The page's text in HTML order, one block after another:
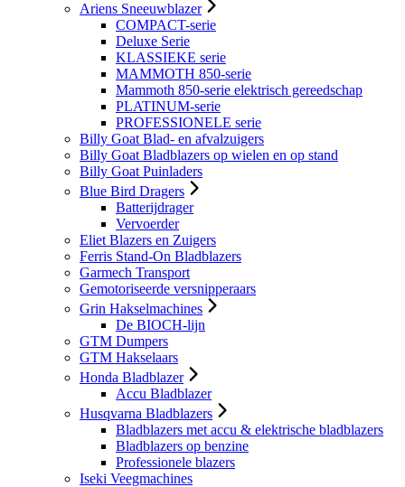
Ariens Sneeuwblazer
COMPACT-serie
Deluxe Serie
KLASSIEKE serie
MAMMOTH 850-serie
Mammoth 850-serie elektrisch gereedschap
PLATINUM-serie
PROFESSIONELE serie
Billy Goat Blad- en afvalzuigers
Billy Goat Bladblazers op wielen en op stand
Billy Goat Puinladers
Blue Bird Dragers
Batterijdrager
Vervoerder
Eliet Blazers en Zuigers
Ferris Stand-On Bladblazers
Garmech Transport
Gemotoriseerde versnipperaars
Grin Hakselmachines
De BIOCH-lijn
GTM Dumpers
GTM Hakselaars
Honda Bladblazer
Accu Bladblazer
Husqvarna Bladblazers
Bladblazers met accu & elektrische bladblazers
Bladblazers op benzine
Professionele blazers
Iseki Veegmachines